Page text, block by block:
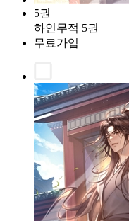
5권
하인무적 5권
무료가입